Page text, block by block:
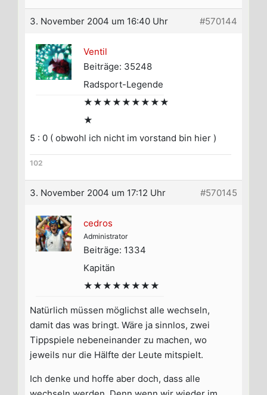
3. November 2004 um 16:40 Uhr #570144
Ventil
Beiträge: 35248
Radsport-Legende
★★★★★★★★★
★
5 : 0 ( obwohl ich nicht im vorstand bin hier )
102
3. November 2004 um 17:12 Uhr #570145
cedros
Administrator
Beiträge: 1334
Kapitän
★★★★★★★★
Natürlich müssen möglichst alle wechseln,
damit das was bringt. Wäre ja sinnlos, zwei
Tippspiele nebeneinander zu machen, wo
jeweils nur die Hälfte der Leute mitspielt.
Ich denke und hoffe aber doch, dass alle